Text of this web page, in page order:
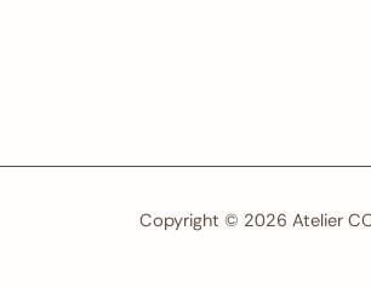
Copyright © 2026 Atelier